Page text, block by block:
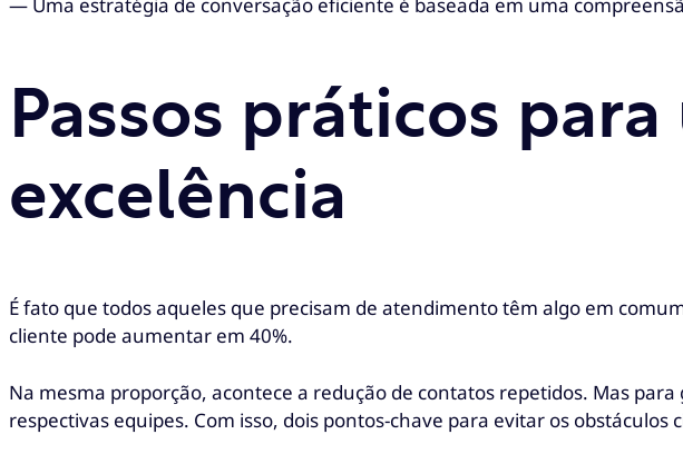
— Uma estratégia de conversação eficiente é baseada em uma
Passos práticos
excelência
É fato que todos aqueles que precisam de atendimento têm algo em
cliente pode aumentar em 40%.
Na mesma proporção, acontece a redução de contatos repetidos. Mas
respectivas equipes. Com isso, dois pontos-chave para evitar os